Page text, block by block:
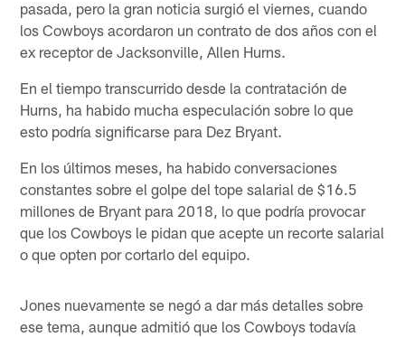
pasada, pero la gran noticia surgió el viernes, cuando
los Cowboys acordaron un contrato de dos años con el
ex receptor de Jacksonville, Allen Hurns.
En el tiempo transcurrido desde la contratación de
Hurns, ha habido mucha especulación sobre lo que
esto podría significarse para Dez Bryant.
En los últimos meses, ha habido conversaciones
constantes sobre el golpe del tope salarial de $16.5
millones de Bryant para 2018, lo que podría provocar
que los Cowboys le pidan que acepte un recorte salarial
o que opten por cortarlo del equipo.
Jones nuevamente se negó a dar más detalles sobre
ese tema, aunque admitió que los Cowboys todavía